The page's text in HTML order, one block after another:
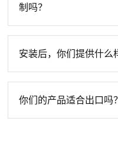
制吗？
安装后，你们提供什么
你们的产品适合出口吗